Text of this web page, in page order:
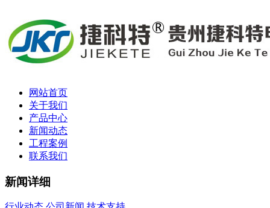
网站首页
关于我们
产品中心
新闻动态
工程案例
联系我们
新闻详细